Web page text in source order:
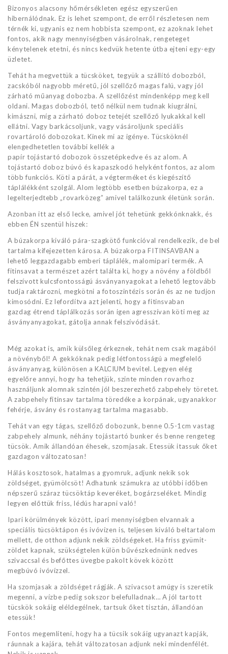
Bizonyos alacsony hőmérsékleten egész egyszerűen
hibernálódnak. Ez is lehet szempont, de erről részletesen nem
térnék ki, ugyanis ez nem hobbista szempont, ez azoknak lehet
fontos, akik nagy mennyiségben vásárolnak, rengeteget
kénytelenek etetni, és nincs kedvük hetente útba ejteni egy-egy
üzletet.
Tehát ha megvettük a tücsköket, tegyük a szállító dobozból,
zacskóból nagyobb méretű, jól szellőző magas falú, vagy jól
zárható műanyag dobozba. A szellőzést mindenképp meg kell
oldani. Magas dobozból, tető nélkül nem tudnak kiugrálni,
kimászni, míg a zárható doboz tetejét szellőző lyukakkal kell
ellátni. Vagy barkácsoljunk, vagy vásároljunk speciális
rovartároló dobozokat. Kinek mi az igénye. Tücsköknél
elengedhetetlen további kellék a
papír tojástartó dobozok összetépkedve és az alom. A
tojástartó doboz búvó és kapaszkodó helyként fontos, az alom
több funkciós. Köti a párát, a végterméket és kiegészítő
táplálékként szolgál. Alom legtöbb esetben búzakorpa, ez a
legelterjedtebb „rovarközeg” amivel találkozunk életünk során.
Azonban itt az első lecke, amivel jót tehetünk gekkónknakk, és
ebben ÉN szentül hiszek:
A búzakorpa kiváló pára-szagkötő funkcióval rendelkezik, de bel
tartalma kifejezetten károsa. A búzakorpa FITINSAVBAN a
lehető leggazdagabb emberi táplálék, malomipari termék. A
fitinsavat a természet azért találta ki, hogy a növény a földből
felszívott kulcsfontosságú ásványanyagokat a lehető legtovább
tudja raktározni, megkötni a fotoszintézis során és az ne tudjon
kimosódni. Ez lefordítva azt jelenti, hogy a fitinsvaban
gazdag étrend táplálkozás során igen agresszívan köti meg az
ásványanyagokat, gátolja annak felszívódását.
Még azokat is, amik külsőleg érkeznek, tehát nem csak magából
a növényből! A gekkóknak pedig létfontosságú a megfelelő
ásványanyag, különösen a KALCIUM bevitel. Legyen elég
egyelőre annyi, hogy ha tehetjük, szinte minden rovarhoz
használjunk alomnak szintén jól beszerezhető zabpehely töretet.
A zabpehely fitinsav tartalma töredéke a korpának, ugyanakkor
fehérje, ásvány és rostanyag tartalma magasabb.
Tehát van egy tágas, szellőző dobozunk, benne 0.5-1cm vastag
zabpehely almunk, néhány tojástartó bunker és benne rengeteg
tücsök. Amik állandóan éhesek, szomjasak. Etessük itassuk őket
gazdagon változatosan!
Hálás kosztosok, hatalmas a gyomruk, adjunk nekik sok
zöldséget, gyümölcsöt! Adhatunk számukra az utóbbi időben
népszerű száraz tücsöktáp keveréket, bogárzseléket. Mindig
legyen előttük friss, lédús harapni való!
Ipari körülmények között, ipari mennyiségben elvannak a
speciális tücsöktápon és ivóvízen is, teljesen kiváló beltartalom
mellett, de otthon adjunk nekik zöldségeket. Ha friss gyümit-
zöldet kapnak, szükségtelen külön bűvészkednünk nedves
szivaccsal és befőttes üvegbe pakolt kövek között
megbúvó ivóvízzel.
Ha szomjasak a zöldséget rágják. A szivacsot amúgy is szeretik
megenni, a vízbe pedig sokszor belefulladnak… A jól tartott
tücskök sokáig eléldegélnek, tartsuk őket tisztán, állandóan
etessük!
Fontos megemlíteni, hogy ha a tücsik sokáig ugyanazt kapják,
ráunnak a kajára, tehát változatosan adjunk neki mindenfélét.